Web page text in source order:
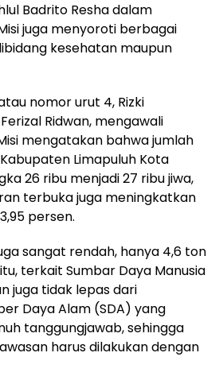
Badrito Resha dalam
juga menyoroti berbagai
kesehatan maupun
nomor urut 4, Rizki
Ridwan, mengawali
mengatakan bahwa jumlah
Limapuluh Kota
26 ribu menjadi 27 ribu jiwa,
terbuka juga meningkatkan
persen.
sangat rendah, hanya 4,6 ton
terkait Sumbar Daya Manusia
juga tidak lepas dari
Daya Alam (SDA) yang
tanggungjawab, sehingga
harus dilakukan dengan